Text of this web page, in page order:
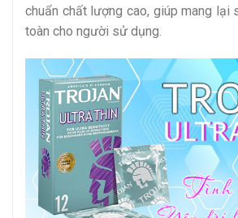
chuẩn chất lượng cao, giúp mang lại
toàn cho người sử dụng.